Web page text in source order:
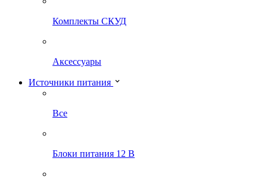
Комплекты СКУД
Аксессуары
Источники питания
Все
Блоки питания 12 В